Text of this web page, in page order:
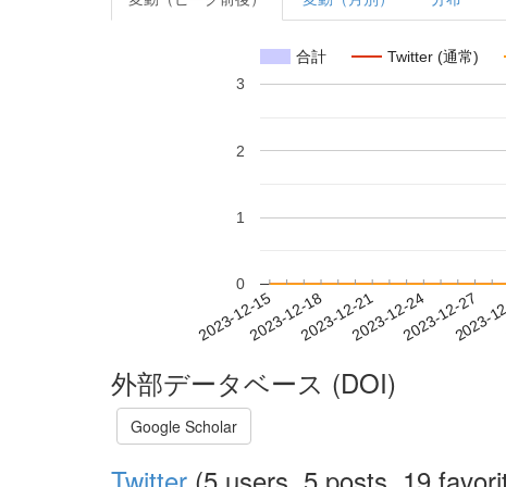
合計 Twitter (通常)
2023-12-152023-12-182023-12-212023-12-242023-12-27
2023-
0
1
2
3
外部データベース (DOI)
Google Scholar